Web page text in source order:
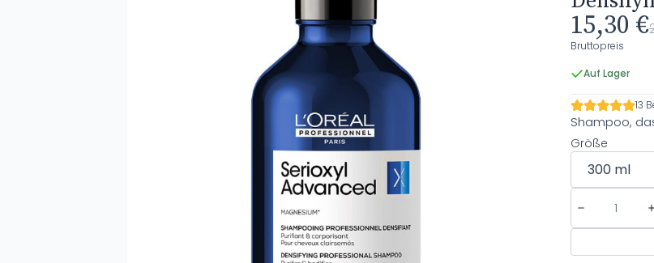
15,30 €
Bruttopreis
Auf Lager
13
Shampoo,
Größe